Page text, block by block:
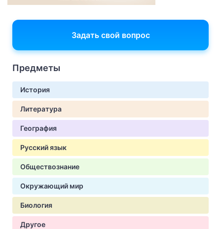
Задать свой вопрос
Предметы
История
Литература
География
Русский язык
Обществознание
Окружающий мир
Биология
Другое